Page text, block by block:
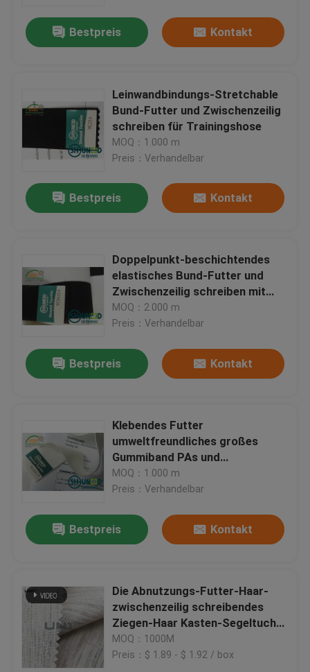
Bestpreis Kontakt
Leinwandbindungs-Stretchable
Bund-Futter und Zwischenzeilig
schreiben für Trainingshose
MOQ：1.000 m
Preis：Verhandelbar
Bestpreis Kontakt
Doppelpunkt-beschichtendes
elastisches Bund-Futter und
Zwischenzeilig schreiben mit
Leinwandbindung
MOQ：2.000 m
Preis：Verhandelbar
Bestpreis Kontakt
Klebendes Futter
umweltfreundliches großes
Gummiband PAs und
zwischenzeilig schreibende
Trockenreinigung
MOQ：1.000 m
Preis：Verhandelbar
Bestpreis Kontakt
Die Abnutzungs-Futter-Haar-
zwischenzeilig schreibendes
Ziegen-Haar Kasten-Segeltuch-
Haar-der zwischenzeilig
schreibenden Segeltuch-Männer
MOQ：1000M
Preis：$ 1.89 - $ 1.92 / box